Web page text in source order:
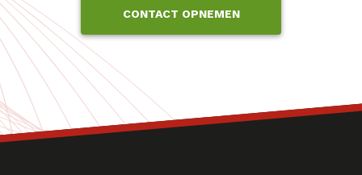
CONTACT OPNEMEN